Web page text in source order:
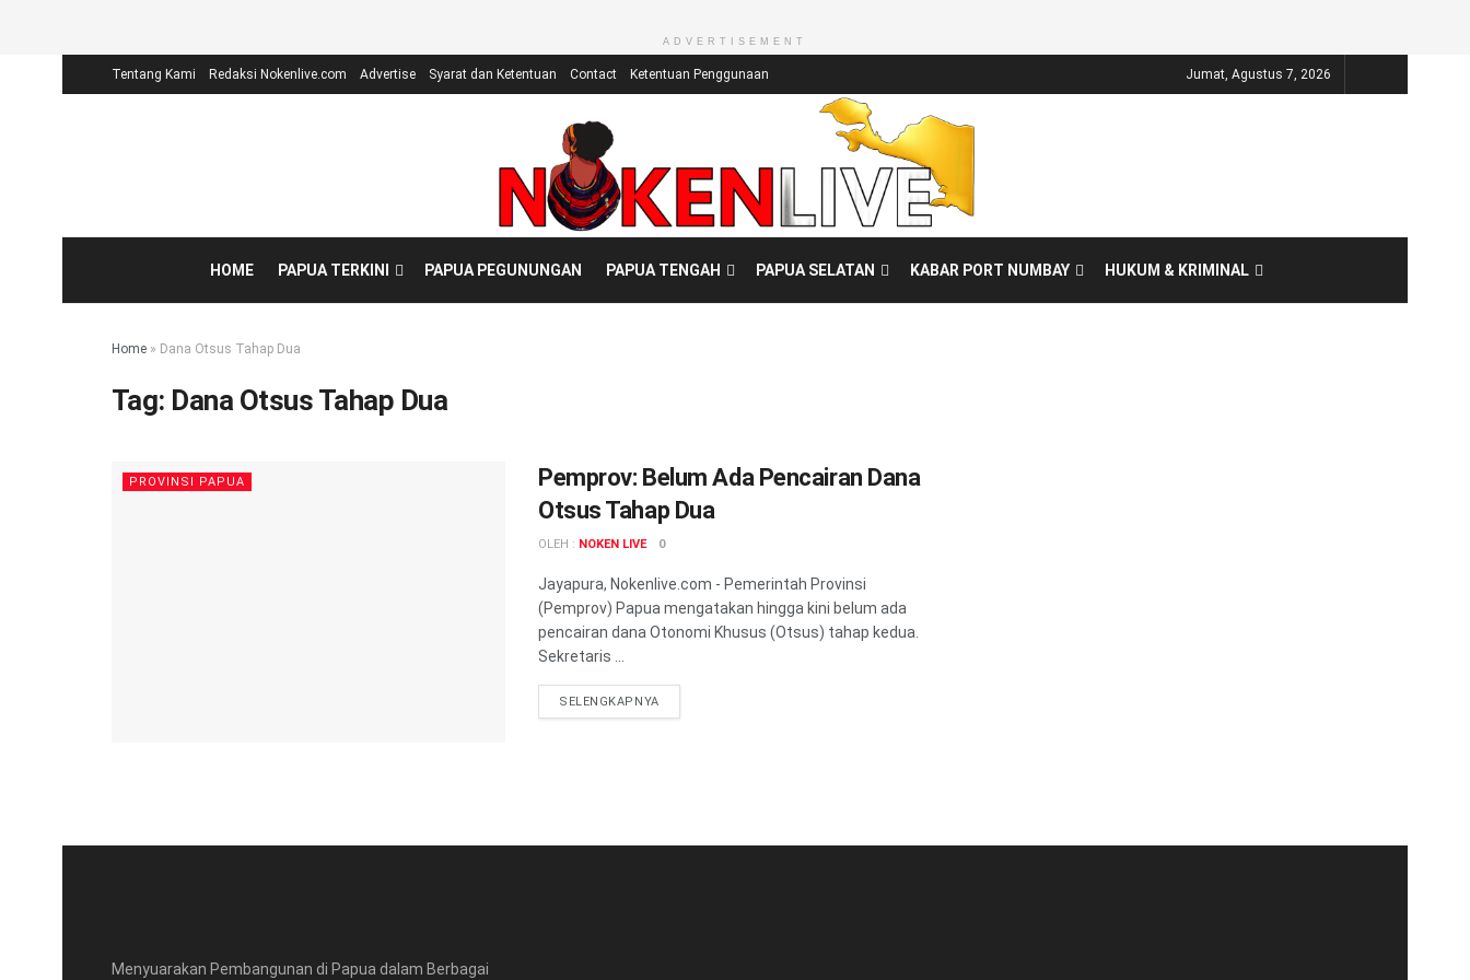
ADVERTISEMENT
Tentang Kami Redaksi Nokenlive.com Advertise Syarat dan Ketentuan Contact Ketentuan Penggunaan Jumat, Agustus 7, 2026
HOME PAPUA TERKINI PAPUA PEGUNUNGAN PAPUA TENGAH PAPUA SELATAN KABAR PORT NUMBAY HUKUM & KRIMINAL
Home » Dana Otsus Tahap Dua
Tag: Dana Otsus Tahap Dua
PROVINSI PAPUA
Pemprov: Belum Ada Pencairan Dana
Otsus Tahap Dua
OLEH : NOKEN LIVE 0
Jayapura, Nokenlive.com - Pemerintah Provinsi
(Pemprov) Papua mengatakan hingga kini belum ada
pencairan dana Otonomi Khusus (Otsus) tahap kedua.
Sekretaris ...
SELENGKAPNYADETAILS
Menyuarakan Pembangunan di Papua dalam Berbagai